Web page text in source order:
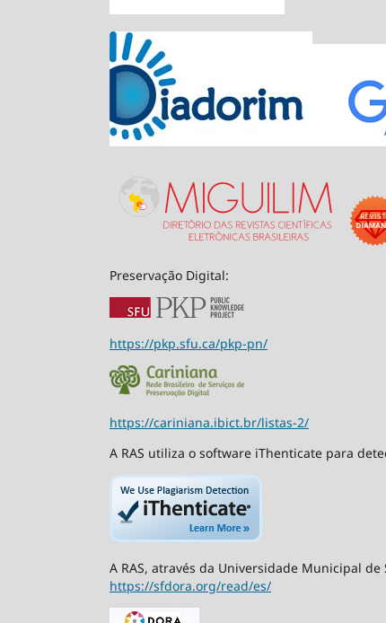
Preservação Digital:
https://pkp.sfu.ca/pkp-pn/
https://cariniana.ibict.br/listas-2/
A RAS utiliza o software iThenticate para
A RAS, através da Universidade Municipal de
https://sfdora.org/read/es/